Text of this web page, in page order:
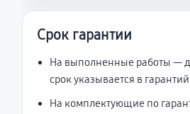
Срок гарантии
На выполненные работы —
срок указывается в
На комплектующие по